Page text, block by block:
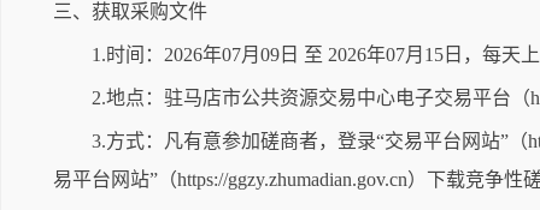
三、获取采购文件
1.时间：2026年07月09日 至 2026年07月15日，每天
2.地点：驻马店市公共资源交易中心电子交易平台（
3.方式：凡有意参加磋商者，登录“交易平台网站”（
易平台网站”（https://ggzy.zhumadian.gov.cn）下载竞争